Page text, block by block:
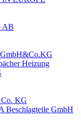
AB
GmbH&Co.KG
Heizung
KG
Beschlagteile GmbH